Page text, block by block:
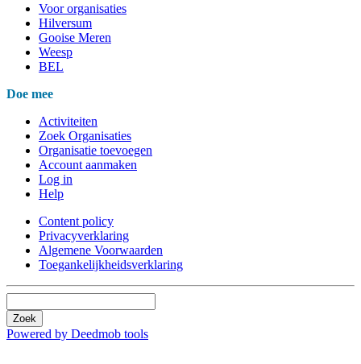
Voor organisaties
Hilversum
Gooise Meren
Weesp
BEL
Doe mee
Activiteiten
Zoek Organisaties
Organisatie toevoegen
Account aanmaken
Log in
Help
Content policy
Privacyverklaring
Algemene Voorwaarden
Toegankelijkheidsverklaring
Zoek
Powered by Deedmob tools